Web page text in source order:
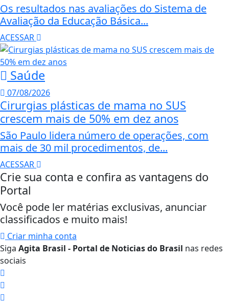
Os resultados nas avaliações do Sistema de
Avaliação da Educação Básica...
ACESSAR
Saúde
07/08/2026
Cirurgias plásticas de mama no SUS
crescem mais de 50% em dez anos
São Paulo lidera número de operações, com
mais de 30 mil procedimentos, de...
ACESSAR
Crie sua conta e confira as vantagens do
Portal
Você pode ler matérias exclusivas, anunciar
classificados e muito mais!
Criar minha conta
Siga Agita Brasil - Portal de Noticias do Brasil nas redes
sociais